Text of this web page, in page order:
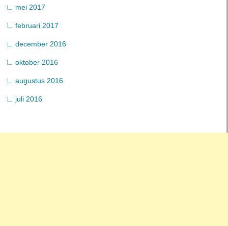
mei 2017
februari 2017
december 2016
oktober 2016
augustus 2016
juli 2016